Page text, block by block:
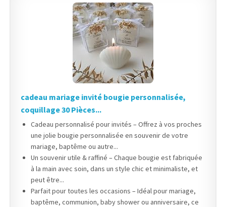
cadeau mariage invité bougie personnalisée,
coquillage 30 Pièces...
Cadeau personnalisé pour invités – Offrez à vos proches
une jolie bougie personnalisée en souvenir de votre
mariage, baptême ou autre...
Un souvenir utile & raffiné – Chaque bougie est fabriquée
à la main avec soin, dans un style chic et minimaliste, et
peut être...
Parfait pour toutes les occasions – Idéal pour mariage,
baptême, communion, baby shower ou anniversaire, ce